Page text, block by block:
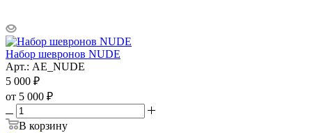
Набор шевронов NUDE
Арт.: AE_NUDE
5 000 ₽
от 5 000 ₽
В корзину